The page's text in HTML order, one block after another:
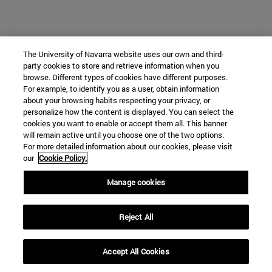
The University of Navarra website uses our own and third-
party cookies to store and retrieve information when you
browse. Different types of cookies have different purposes.
For example, to identify you as a user, obtain information
about your browsing habits respecting your privacy, or
personalize how the content is displayed. You can select the
cookies you want to enable or accept them all. This banner
will remain active until you choose one of the two options.
For more detailed information about our cookies, please visit
our Cookie Policy.
Manage cookies
Reject All
Accept All Cookies